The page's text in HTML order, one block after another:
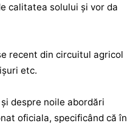
calitatea solului și vor da
recent din circuitul agricol
etc.
despre noile abordări
oficiala, specificând că în